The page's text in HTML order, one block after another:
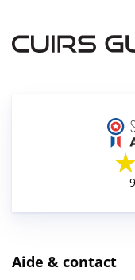
Aide & contact